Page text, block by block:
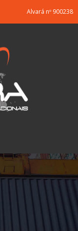
Alvará nº 900238